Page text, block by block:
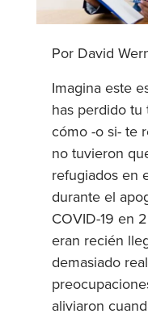
Por David
Imagina este
has perdido tu
cómo -o si- te
no tuvieron
refugiados en
durante el
COVID-19 en
eran recién
demasiado
aliviaron